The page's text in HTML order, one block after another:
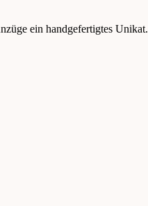
ein handgefertigtes Unikat.